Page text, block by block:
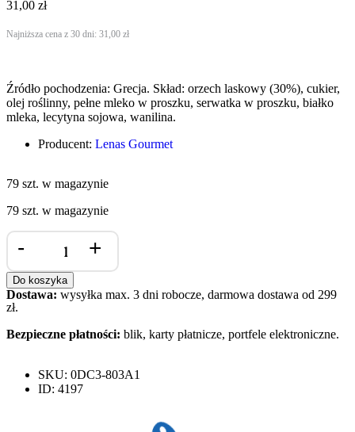
31,00 zł
Najniższa cena z 30 dni: 31,00 zł
Źródło pochodzenia: Grecja. Skład: orzech laskowy (30%), cukier,
olej roślinny, pełne mleko w proszku, serwatka w proszku, białko
mleka, lecytyna sojowa, wanilina.
Producent: Lenas Gourmet
79 szt. w magazynie
79 szt. w magazynie
- +
Do koszyka
Dostawa: wysyłka max. 3 dni robocze, darmowa dostawa od 299
zł.
Bezpieczne płatności: blik, karty płatnicze, portfele elektroniczne.
SKU: 0DC3-803A1
ID: 4197